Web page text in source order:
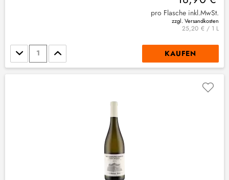
pro Flasche inkl.MwSt.
zzgl. Versandkosten
25,20 € / 1 L
Stückzahl KAUFEN